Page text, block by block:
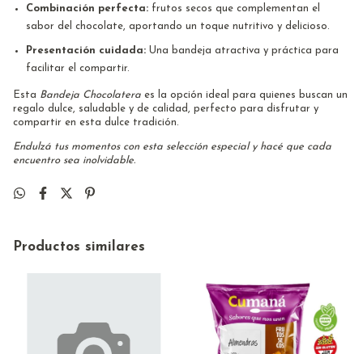
Combinación perfecta: frutos secos que complementan el
sabor del chocolate, aportando un toque nutritivo y delicioso.
Presentación cuidada: Una bandeja atractiva y práctica para
facilitar el compartir.
Esta Bandeja Chocolatera es la opción ideal para quienes buscan un
regalo dulce, saludable y de calidad, perfecto para disfrutar y
compartir en esta dulce tradición.
Endulzá tus momentos con esta selección especial y hacé que cada
encuentro sea inolvidable.
Productos similares